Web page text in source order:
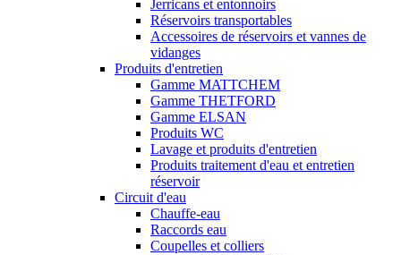
Jerricans et entonnoirs
Réservoirs transportables
Accessoires de réservoirs et vannes de
vidanges
Produits d'entretien
Gamme MATTCHEM
Gamme THETFORD
Gamme ELSAN
Produits WC
Lavage et produits d'entretien
Produits traitement d'eau et entretien
réservoir
Circuit d'eau
Chauffe-eau
Raccords eau
Coupelles et colliers